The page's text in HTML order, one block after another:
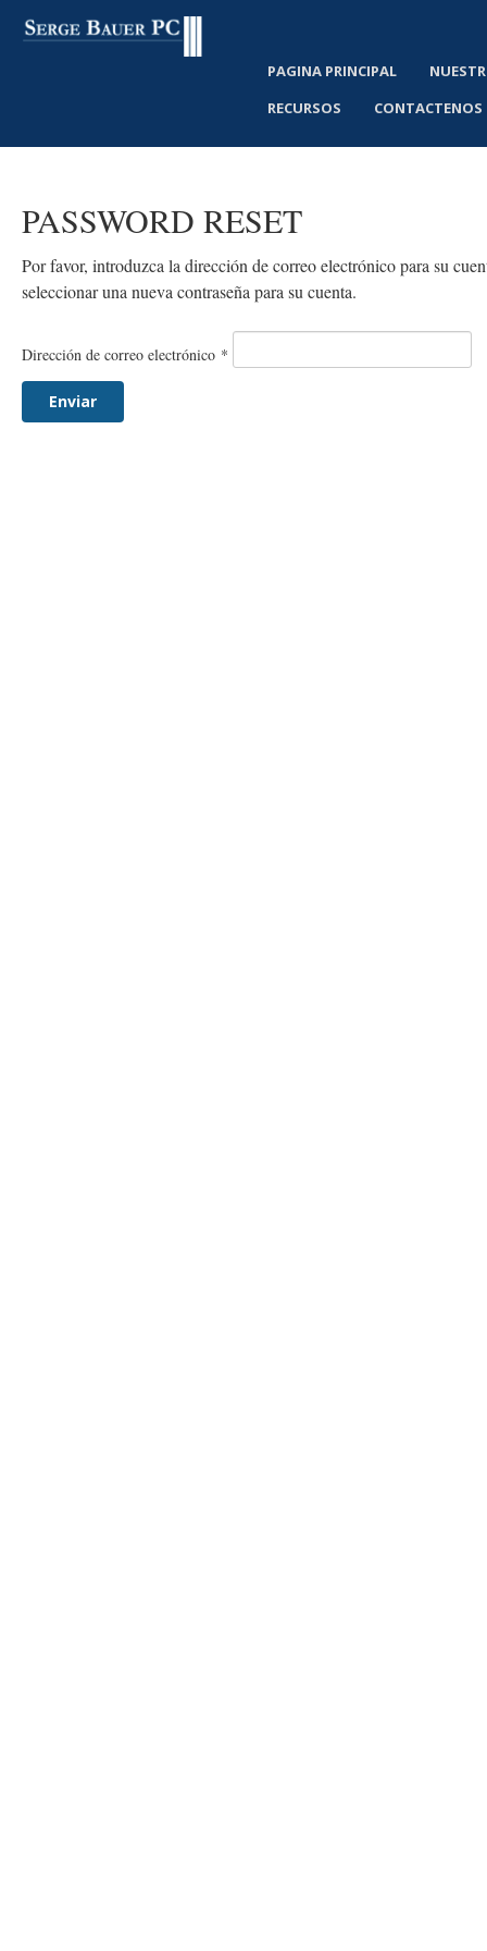
PAGINA PRINCIPAL
RECURSOS
CONTACTENOS
PASSWORD RESET
Por favor, introduzca la dirección de correo electrónico para su
seleccionar una nueva contraseña para su cuenta.
Dirección de correo electrónico *
Enviar